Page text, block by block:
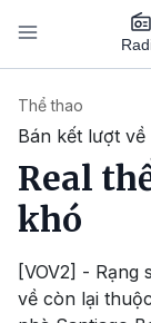
Nhảy đến nội dung
Thể thao
Bán kết lượt về
Real
khó
[VOV2] -
về còn lại